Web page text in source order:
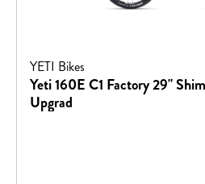
YETI Bikes
Yeti 160E C1 Factory 29"
Upgrad